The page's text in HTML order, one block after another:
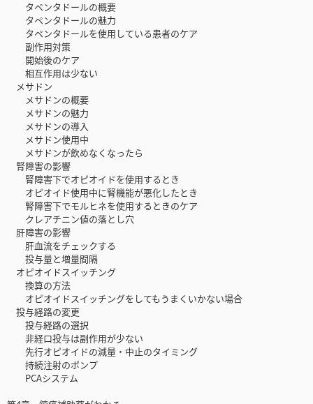
タペンタドールの概要
タペンタドールの魅力
タペンタドールを使用している患者のケア
副作用対策
開始後のケア
相互作用は少ない
メサドン
メサドンの概要
メサドンの魅力
メサドンの導入
メサドン使用中
メサドンが飲めなくなったら
腎障害の影響
腎障害下でオピオイドを使用するとき
オピオイド使用中に腎機能が悪化したとき
腎障害下でモルヒネを使用するときのケア
クレアチニン値の落とし穴
肝障害の影響
肝血流をチェックする
投与量と増量間隔
オピオイドスイッチング
換算の方法
オピオイドスイッチングをしてもうまくいかない場合
投与経路の変更
投与経路の選択
非経口投与は副作用が少ない
先行オピオイドの減量・中止のタイミング
持続注射のポンプ
PCAシステム